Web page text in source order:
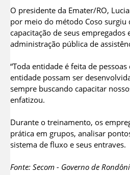
O presidente da Emater/RO,
por meio do método Coso
capacitação de seus
administração pública de
“Toda entidade é feita de
entidade possam ser
sempre buscando capacitar
enfatizou.
Durante o treinamento, os
prática em grupos, analisar
sistema de fluxo e seus entraves.
Fonte: Secom - Governo de